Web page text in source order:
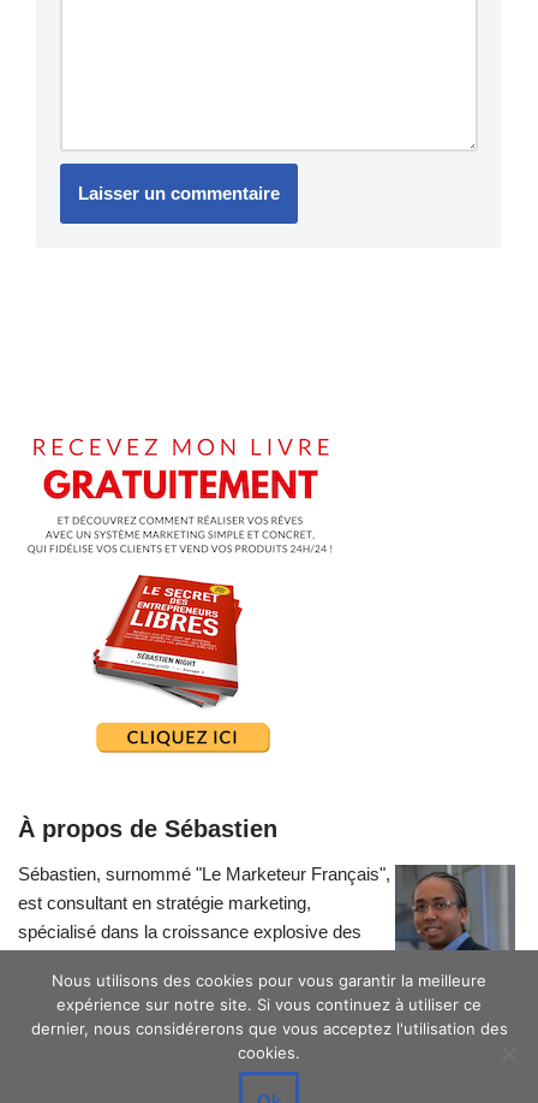
À propos de Sébastien
Sébastien, surnommé "Le Marketeur Français",
est consultant en stratégie marketing,
spécialisé dans la croissance explosive des
Nous utilisons des cookies pour vous garantir la meilleure
expérience sur notre site. Si vous continuez à utiliser ce
dernier, nous considérerons que vous acceptez l'utilisation des
cookies.